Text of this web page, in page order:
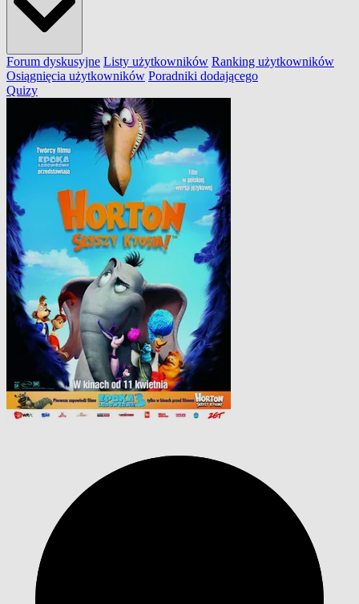
Forum dyskusyjne Listy użytkowników Ranking użytkowników
Osiągnięcia użytkowników Poradniki dodającego
Quizy